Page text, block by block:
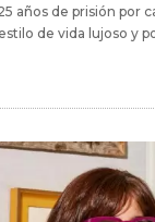
años de prisión por
de vida lujoso y